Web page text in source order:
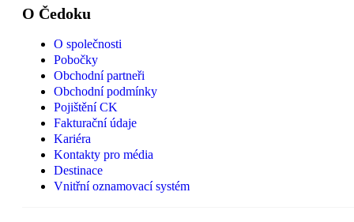
O Čedoku
O společnosti
Pobočky
Obchodní partneři
Obchodní podmínky
Pojištění CK
Fakturační údaje
Kariéra
Kontakty pro média
Destinace
Vnitřní oznamovací systém